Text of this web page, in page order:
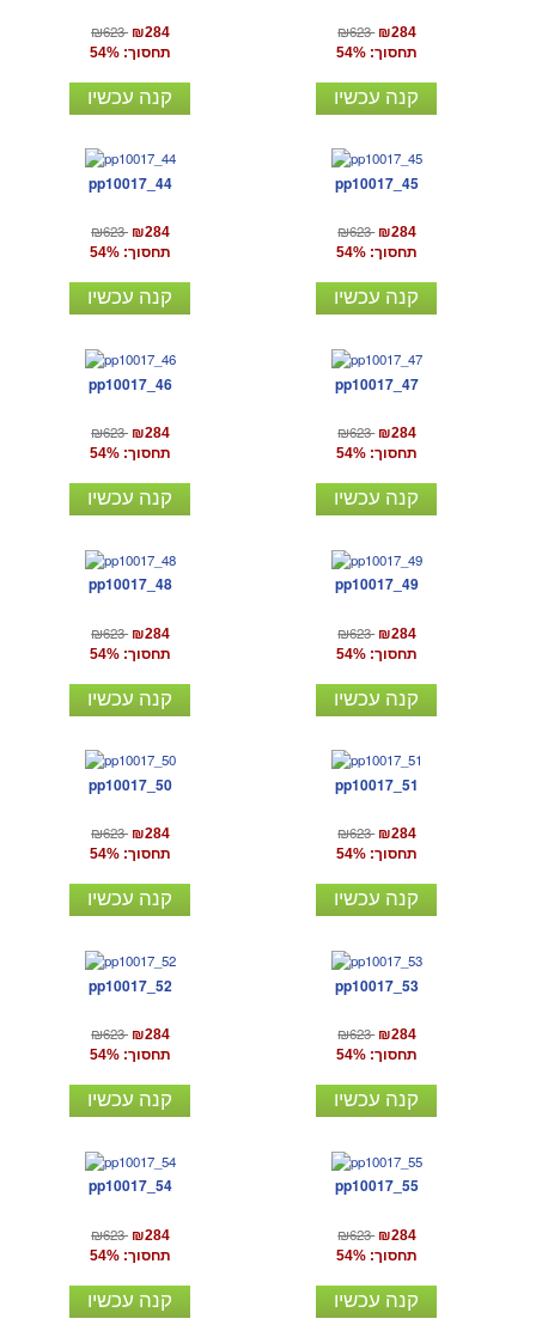
₪623 ₪284
תחסוך: 54%
קנה עכשיו
₪623 ₪284
תחסוך: 54%
קנה עכשיו
pp10017_44
₪623 ₪284
תחסוך: 54%
קנה עכשיו
pp10017_45
₪623 ₪284
תחסוך: 54%
קנה עכשיו
pp10017_46
₪623 ₪284
תחסוך: 54%
קנה עכשיו
pp10017_47
₪623 ₪284
תחסוך: 54%
קנה עכשיו
pp10017_48
₪623 ₪284
תחסוך: 54%
קנה עכשיו
pp10017_49
₪623 ₪284
תחסוך: 54%
קנה עכשיו
pp10017_50
₪623 ₪284
תחסוך: 54%
קנה עכשיו
pp10017_51
₪623 ₪284
תחסוך: 54%
קנה עכשיו
pp10017_52
₪623 ₪284
תחסוך: 54%
קנה עכשיו
pp10017_53
₪623 ₪284
תחסוך: 54%
קנה עכשיו
pp10017_54
₪623 ₪284
תחסוך: 54%
קנה עכשיו
pp10017_55
₪623 ₪284
תחסוך: 54%
קנה עכשיו